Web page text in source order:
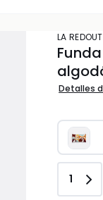
LA
Detalles
1